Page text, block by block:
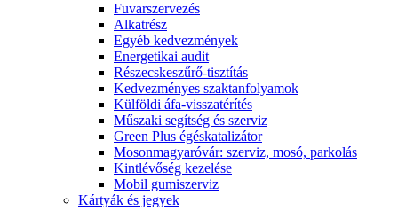
Fuvarszervezés
Alkatrész
Egyéb kedvezmények
Energetikai audit
Részecskeszűrő-tisztítás
Kedvezményes szaktanfolyamok
Külföldi áfa-visszatérítés
Műszaki segítség és szerviz
Green Plus égéskatalizátor
Mosonmagyaróvár: szerviz, mosó, parkolás
Kintlévőség kezelése
Mobil gumiszerviz
Kártyák és jegyek